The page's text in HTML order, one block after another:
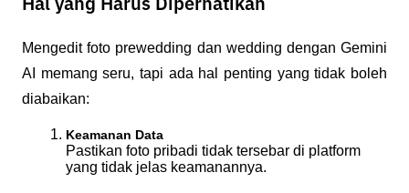
Hal yang Harus Diperhatikan
Mengedit foto prewedding dan wedding dengan Gemini
AI memang seru, tapi ada hal penting yang tidak boleh
diabaikan:
Keamanan Data
Pastikan foto pribadi tidak tersebar di platform
yang tidak jelas keamanannya.